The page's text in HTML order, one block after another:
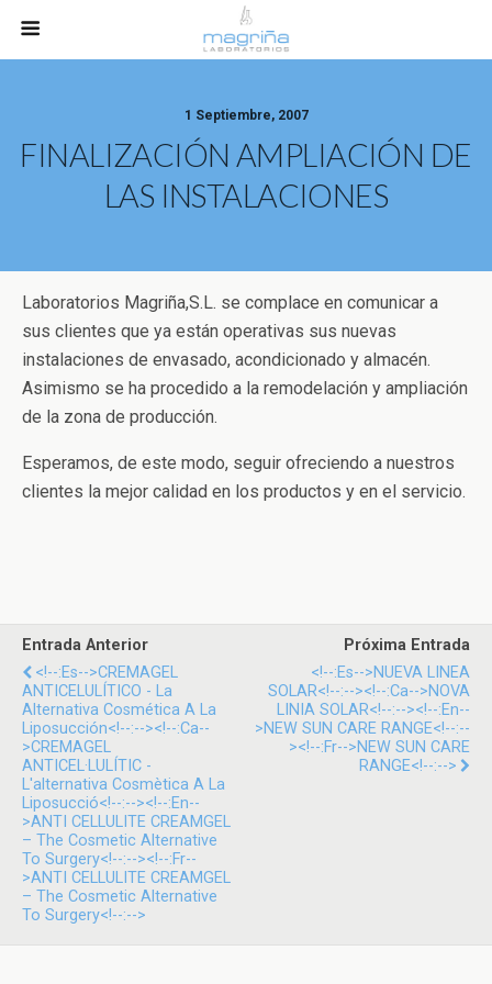
1 Septiembre, 2007
FINALIZACIÓN AMPLIACIÓN DE
LAS INSTALACIONES
Laboratorios Magriña,S.L. se complace en comunicar a
sus clientes que ya están operativas sus nuevas
instalaciones de envasado, acondicionado y almacén.
Asimismo se ha procedido a la remodelación y ampliación
de la zona de producción.
Esperamos, de este modo, seguir ofreciendo a nuestros
clientes la mejor calidad en los productos y en el servicio.
Entrada Anterior
<!--:es-->CREMAGEL
ANTICELULÍTICO - La
Alternativa Cosmética A La
Liposucción<!--:--><!--:ca--
>CREMAGEL
ANTICEL·LULÍTIC -
L'alternativa Cosmètica A La
Liposucció<!--:--><!--:en--
>ANTI CELLULITE CREAMGEL
– The Cosmetic Alternative
To Surgery<!--:--><!--:fr--
>ANTI CELLULITE CREAMGEL
– The Cosmetic Alternative
To Surgery<!--:-->
Próxima Entrada
<!--:es-->NUEVA LINEA
SOLAR<!--:--><!--:ca-->NOVA
LINIA SOLAR<!--:--><!--:en--
>NEW SUN CARE RANGE<!--:--
><!--:fr-->NEW SUN CARE
RANGE<!--:-->